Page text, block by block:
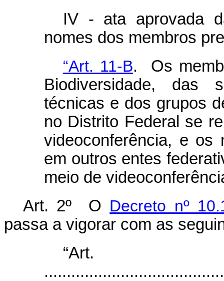
IV - ata aprovada
nomes dos membros
“Art. 11-B. Os
Biodiversidade, das
técnicas e dos grupos
no Distrito Federal se
videoconferência, e os
em outros entes
meio de
Art. 2º O Decreto nº
passa a vigorar com as